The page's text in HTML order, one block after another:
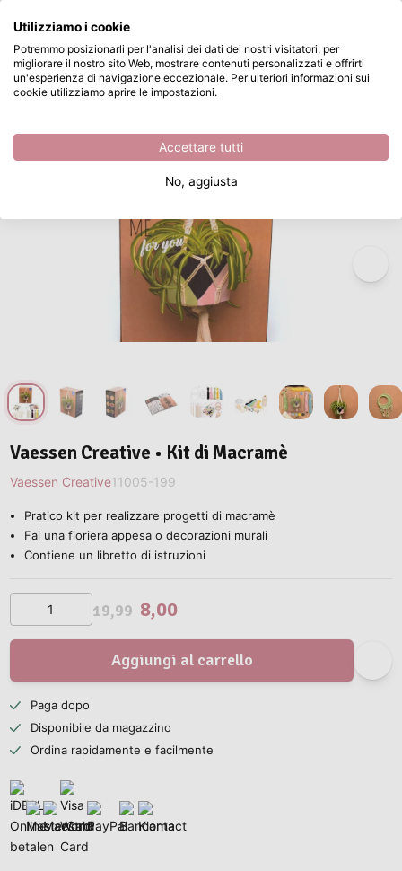
Passa al contenuto principale
Disponibile da magazzino Vaessen Creative • Kit di Macramè
/ Filo per macramè / Vaessen Creative • Kit di Macramè
Vaessen Creative • Kit di Macramè
Vaessen Creative11005-199
Pratico kit per realizzare progetti di macramè
Fai una fioriera appesa o decorazioni murali
Contiene un libretto di istruzioni
19,99 8,00
Aggiungi al carrello
Paga dopo
Disponibile da magazzino
Ordina rapidamente e facilmente
Cosa stai cercando?
Utilizziamo i cookie
Potremmo posizionarli per l'analisi dei dati dei nostri visitatori, per
migliorare il nostro sito Web, mostrare contenuti personalizzati e offrirti
un'esperienza di navigazione eccezionale. Per ulteriori informazioni sui
cookie utilizziamo aprire le impostazioni.
Accettare tutti
No, aggiusta